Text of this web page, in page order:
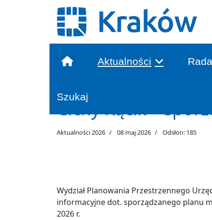
Aktualności Rada
Szukaj
Głowna treść
Cichy Kącik –
Aktualności 2026 08 maj 2026 Odsłon: 185
Wydział Planowania Przestrzennego
informacyjne dot. sporządzanego planu
2026 r.